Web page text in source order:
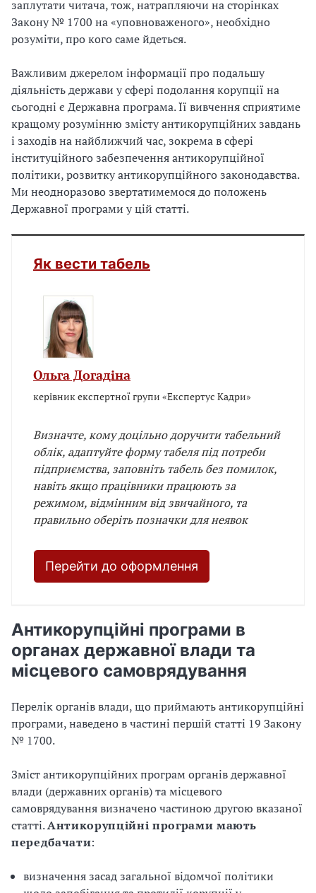
заплутати читача, тож, натрапляючи на сторінках
Закону № 1700 на «уповноваженого», необхідно
розуміти, про кого саме йдеться.
Важливим джерелом інформації про подальшу
діяльність держави у сфері подолання корупції на
сьогодні є Державна програма. Її вивчення сприятиме
кращому розумінню змісту антикорупційних завдань
і заходів на найближчий час, зокрема в сфері
інституційного забезпечення антикорупційної
політики, розвитку антикорупційного законодавства.
Ми неодноразово звертатимемося до положень
Державної програми у цій статті.
Як вести табель
Ольга Догадіна
керівник експертної групи «Експертус Кадри»
Визначте, кому доцільно доручити табельний
облік, адаптуйте форму табеля під потреби
підприємства, заповніть табель без помилок,
навіть якщо працівники працюють за
режимом, відмінним від звичайного, та
правильно оберіть позначки для неявок
Перейти до оформлення
Антикорупційні програми в
органах державної влади та
місцевого самоврядування
Перелік органів влади, що приймають антикорупційні
програми, наведено в частині першій статті 19 Закону
№ 1700.
Зміст антикорупційних програм органів державної
влади (державних органів) та місцевого
самоврядування визначено частиною другою вказаної
статті.Антикорупційні програми мають
передбачати:
визначення засад загальної відомчої політики